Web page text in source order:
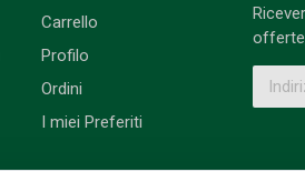
Carrello
Profilo
Ordini
I miei Preferiti